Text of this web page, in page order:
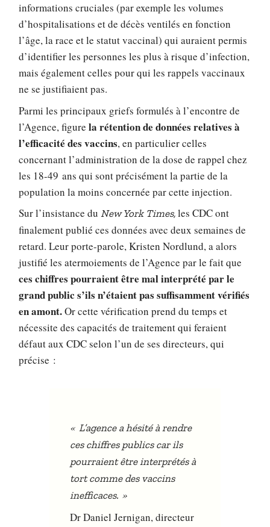
informations cruciales (par exemple les volumes
d’hospitalisations et de décès ventilés en fonction
l’âge, la race et le statut vaccinal) qui auraient permis
d’identifier les personnes les plus à risque d’infection,
mais également celles pour qui les rappels vaccinaux
ne se justifiaient pas.
Parmi les principaux griefs formulés à l’encontre de
l’Agence, figurela rétention de données relatives à
l’efficacité des vaccins, en particulier celles
concernant l’administration de la dose de rappel chez
les 18-49 ans qui sont précisément la partie de la
population la moins concernée par cette injection.
Sur l’insistance du New York Times, les CDC ont
finalement publié ces données avec deux semaines de
retard. Leur porte-parole, Kristen Nordlund, a alors
justifié les atermoiements de l’Agence par le fait que
ces chiffres pourraient être mal interprété par le
grand public s’ils n’étaient pas suffisamment vérifiés
en amont.Or cette vérification prend du temps et
nécessite des capacités de traitement qui feraient
défaut aux CDC selon l’un de ses directeurs, qui
précise :
«L’agence a hésité à rendre
ces chiffres publics car ils
pourraient être interprétés à
tort comme des vaccins
inefficaces. »
Dr Daniel Jernigan, directeur